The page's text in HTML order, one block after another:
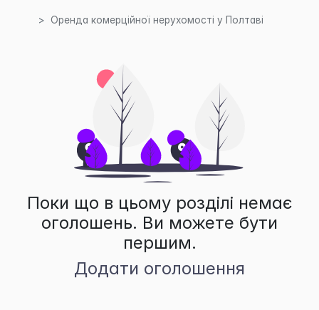
Оренда комерційної нерухомості у Полтаві
Поки що в цьому розділі немає
оголошень. Ви можете бути
першим.
Додати оголошення